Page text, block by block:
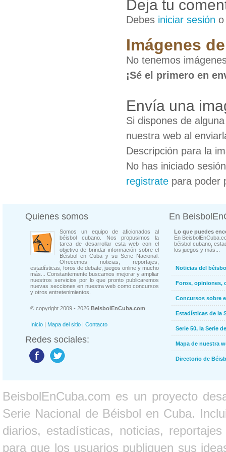
Deja tu
Debes iniciar sesión
Imágenes
No tenemos
¡Sé el primero en
Envía una
Si dispones de
nuestra web al
Descripción para la
No has iniciado
registrate para poder
Quienes somos
Somos un equipo de aficionados al
béisbol cubano. Nos propusimos la
tarea de desarrollar esta web con el
objetivo de brindar información sobre el
Béisbol en Cuba y su Serie Nacional.
Ofrecemos noticias, reportajes,
estadísticas, foros de debate, juegos online y mucho
más... Constantemente buscamos mejorar y ampliar
nuestros servicios por lo que pronto publicaremos
nuevas secciones en nuestra web como concursos
y otros entretenimientos.
© copyright 2009 - 2026 BeisbolEnCuba.com
Inicio | Mapa del sitio | Contacto
Redes sociales:
En
Lo que puedes
En
béisbol cubano,
los juegos y más...
Noticias del
Foros, opiniones,
Concursos sobre
Estadísticas de la
Serie 50, la Serie
Mapa de nuestra
Directorio de
BeisbolEnCuba.com es un proyecto
Serie Nacional de Béisbol en Cuba.
diarios, estadísticas, noticias,
para que los usuarios publiquen sus